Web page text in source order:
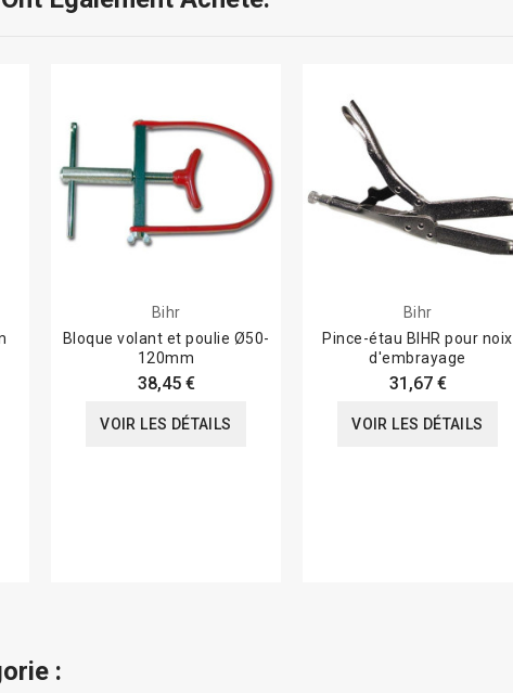
Bihr
Bloque volant et poulie Ø50-
120mm
38,45 €
VOIR LES DÉTAILS
Bihr
Pince-étau BIHR pour noix
d'embrayage
31,67 €
VOIR LES DÉTAILS
: